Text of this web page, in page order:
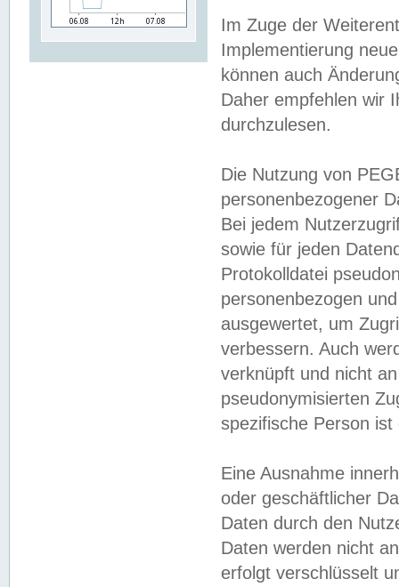
Im Zuge der
Implementierung
können auch
Daher empfehlen wir
durchzulesen.
Die Nutzung von
personenbezogener
Bei jedem
sowie für jeden
Protokolldatei
personenbezogen
ausgewertet, um
verbessern. Auch
verknüpft und nicht
pseudonymisierten
spezifische Person
Eine Ausnahme
oder geschäftlicher
Daten durch den
Daten werden nicht
erfolgt verschlüsselt